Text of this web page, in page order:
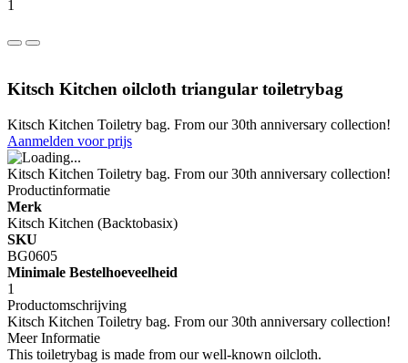
1
Kitsch Kitchen oilcloth triangular toiletrybag
Kitsch Kitchen Toiletry bag. From our 30th anniversary collection!
Aanmelden voor prijs
Kitsch Kitchen Toiletry bag. From our 30th anniversary collection!
Productinformatie
Merk
Kitsch Kitchen (Backtobasix)
SKU
BG0605
Minimale Bestelhoeveelheid
1
Productomschrijving
Kitsch Kitchen Toiletry bag. From our 30th anniversary collection!
Meer Informatie
This toiletrybag is made from our well-known oilcloth.